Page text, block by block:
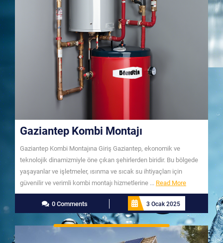
Gaziantep Kombi Montajı
Gaziantep Kombi Montajına Giriş Gaziantep, ekonomik ve
teknolojik dinamizmiyle öne çıkan şehirlerden biridir. Bu bölgede
yaşayanlar ve işletmeler, ısınma ve sıcak su ihtiyaçları için
güvenilir ve verimli kombi montajı hizmetlerine ... Read MoreRead
More
0 Comments
3 Ocak 2025